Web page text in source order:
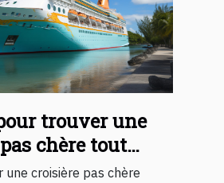
trouver une
chère tout
une croisière pas chère